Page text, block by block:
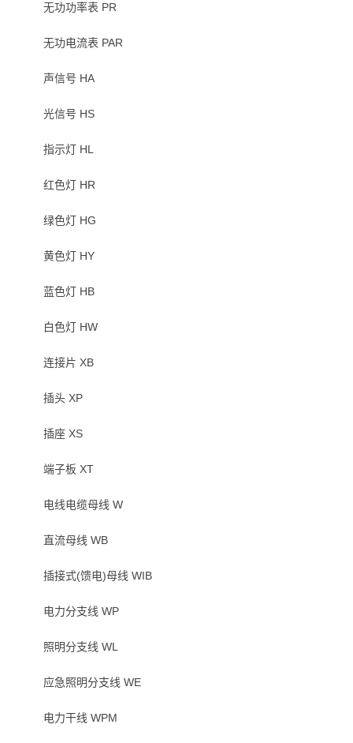
无功功率表 PR
无功电流表 PAR
声信号 HA
光信号 HS
指示灯 HL
红色灯 HR
绿色灯 HG
黄色灯 HY
蓝色灯 HB
白色灯 HW
连接片 XB
插头 XP
插座 XS
端子板 XT
电线电缆母线 W
直流母线 WB
插接式(馈电)母线 WIB
电力分支线 WP
照明分支线 WL
应急照明分支线 WE
电力干线 WPM